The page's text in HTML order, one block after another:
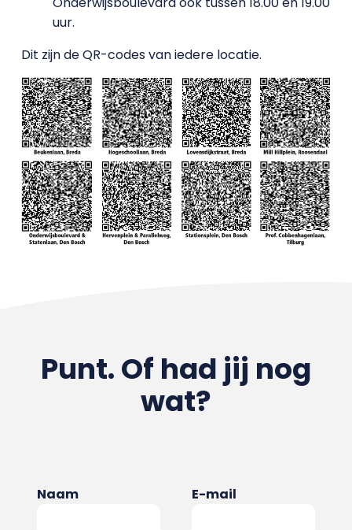
uur.
Dit zijn de QR-codes van iedere locatie.
Punt. Of had jij nog
wat?
Naam E-mail